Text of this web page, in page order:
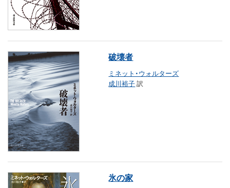
破壊者
ミネット・ウォルターズ
成川裕子訳
氷の家